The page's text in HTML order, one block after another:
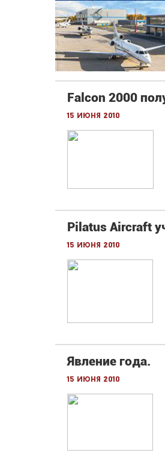
Falcon 2000
15 июня 2010
Pilatus Aircraft
15 июня 2010
Явление года.
15 июня 2010